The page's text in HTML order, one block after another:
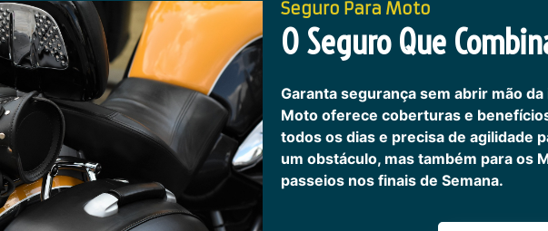
Seguro Para Moto
O Seguro Que
Garanta segurança sem abrir mão
Moto oferece coberturas e
todos os dias e precisa de agilidade
um obstáculo, mas também para os
passeios nos finais de Semana.